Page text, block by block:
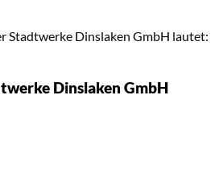
Stadtwerke Dinslaken GmbH lautet:
Dinslaken GmbH